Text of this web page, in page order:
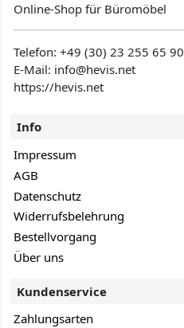
Online-Shop für Büromöbel
Telefon:+49 (30) 23 255 65 90
E-Mail: info@hevis.net
https://hevis.net
Info
Impressum
AGB
Datenschutz
Widerrufsbelehrung
Bestellvorgang
Über uns
Kundenservice
Zahlungsarten